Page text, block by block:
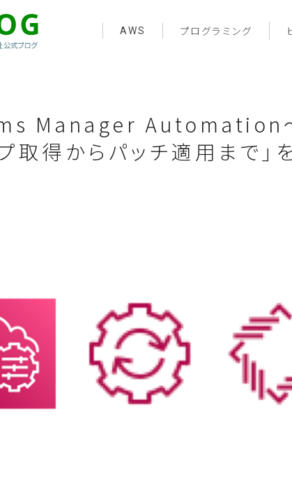
AWS プログラミング
Manager Automation
取得からパッチ適用まで」